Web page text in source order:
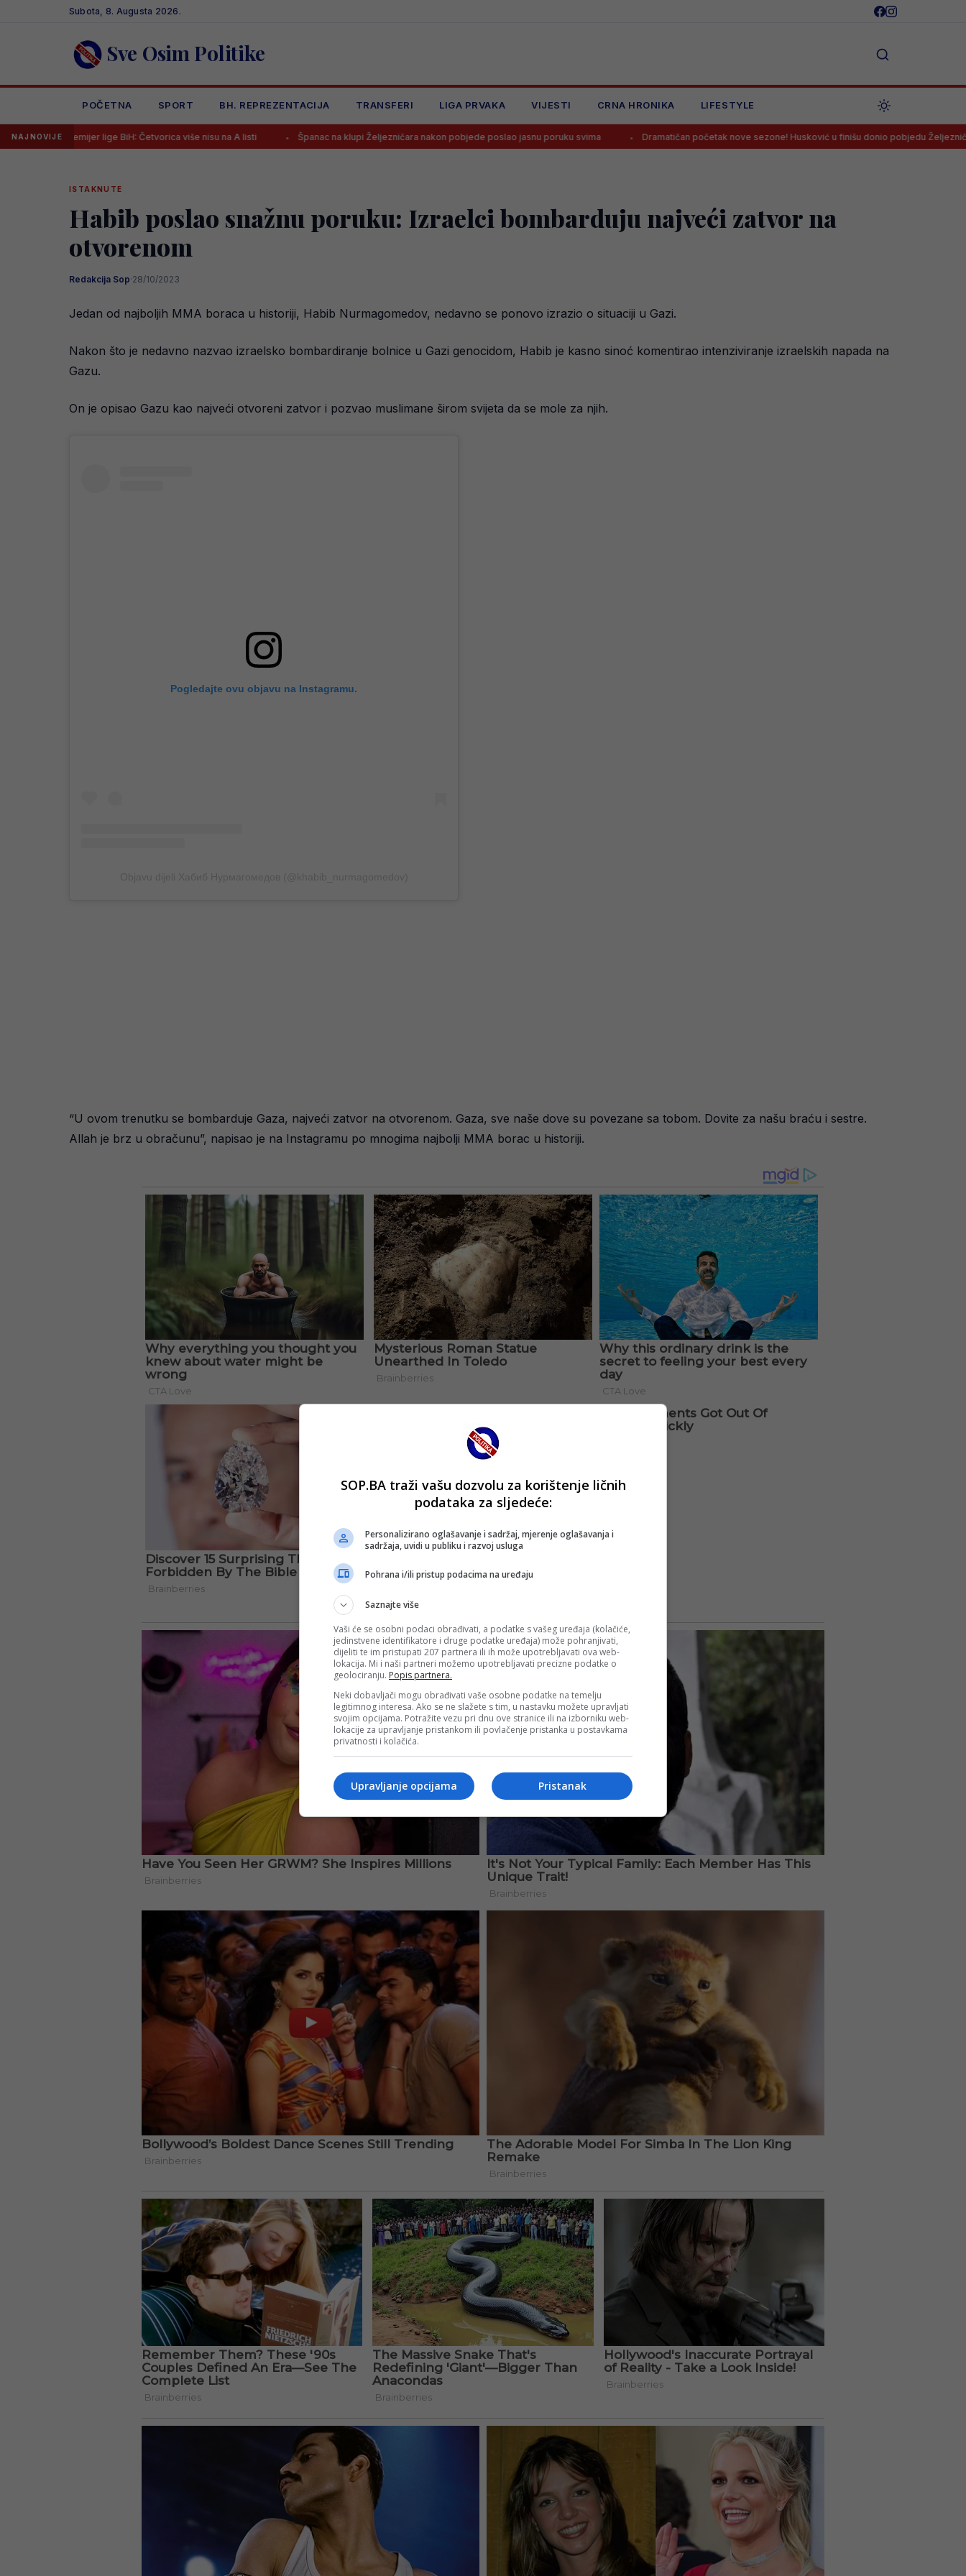
Subota, 8. Augusta 2026.
Sve Osim Politike
POČETNA SPORT BH. REPREZENTACIJA TRANSFERI LIGA PRVAKA VIJESTI CRNA HRONIKA LIFESTYLE
NAJNOVIJE
lige BiH: Četvorica više nisu na A listi Španac na klupi Željezničara nakon pobjede poslao jasnu poruku svima Dramatičan početak nove sezone! Husković u finišu donio pobjedu Željezničaru na Grbavici!
ISTAKNUTE
Habib poslao snažnu poruku: Izraelci bombarduju najveći zatvor na
otvorenom
Redakcija Sop·28/10/2023
Jedan od najboljih MMA boraca u historiji, Habib Nurmagomedov, nedavno se ponovo izrazio o situaciji u Gazi.
Nakon što je nedavno nazvao izraelsko bombardiranje bolnice u Gazi genocidom, Habib je kasno sinoć komentirao intenziviranje izraelskih napada na
Gazu.
On je opisao Gazu kao najveći otvoreni zatvor i pozvao muslimane širom svijeta da se mole za njih.
Pogledajte ovu objavu na Instagramu.
“U ovom trenutku se bombarduje Gaza, najveći zatvor na otvorenom. Gaza, sve naše dove su povezane sa tobom. Dovite za našu braću i sestre.
Allah je brz u obračunu”, napisao je na Instagramu po mnogima najbolji MMA borac u historiji.
SOP.BA traži vašu dozvolu za korištenje ličnih
podataka za sljedeće:
Personalizirano oglašavanje i sadržaj, mjerenje oglašavanja i
sadržaja, uvidi u publiku i razvoj usluga
Pohrana i/ili pristup podacima na uređaju
Saznajte više
Vaši će se osobni podaci obrađivati, a podatke s vašeg uređaja (kolačiće,
jedinstvene identifikatore i druge podatke uređaja) može pohranjivati,
dijeliti te im pristupati 207 partnera ili ih može upotrebljavati ova web-
lokacija. Mi i naši partneri možemo upotrebljavati precizne podatke o
geolociranju. Popis partnera.
Neki dobavljači mogu obrađivati vaše osobne podatke na temelju
legitimnog interesa. Ako se ne slažete s tim, u nastavku možete upravljati
svojim opcijama. Potražite vezu pri dnu ove stranice ili na izborniku web-
lokacije za upravljanje pristankom ili povlačenje pristanka u postavkama
privatnosti i kolačića.
Pristanak
Upravljanje opcijama